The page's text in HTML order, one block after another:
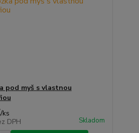
pod myš s vlastnou
/ks
DPH Skladom